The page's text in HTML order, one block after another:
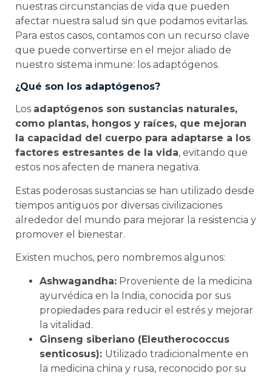
nuestras circunstancias de vida que pueden
afectar nuestra salud sin que podamos evitarlas.
Para estos casos, contamos con un recurso clave
que puede convertirse en el mejor aliado de
nuestro sistema inmune: los adaptógenos.
¿Qué son los adaptógenos?
Los adaptógenos son sustancias naturales,
como plantas, hongos y raíces, que mejoran
la capacidad del cuerpo para adaptarse a los
factores estresantes de la vida, evitando que
estos nos afecten de manera negativa.
Estas poderosas sustancias se han utilizado desde
tiempos antiguos por diversas civilizaciones
alrededor del mundo para mejorar la resistencia y
promover el bienestar.
Existen muchos, pero nombremos algunos:
Ashwagandha: Proveniente de la medicina
ayurvédica en la India, conocida por sus
propiedades para reducir el estrés y mejorar
la vitalidad.
Ginseng siberiano (Eleutherococcus
senticosus): Utilizado tradicionalmente en
la medicina china y rusa, reconocido por su